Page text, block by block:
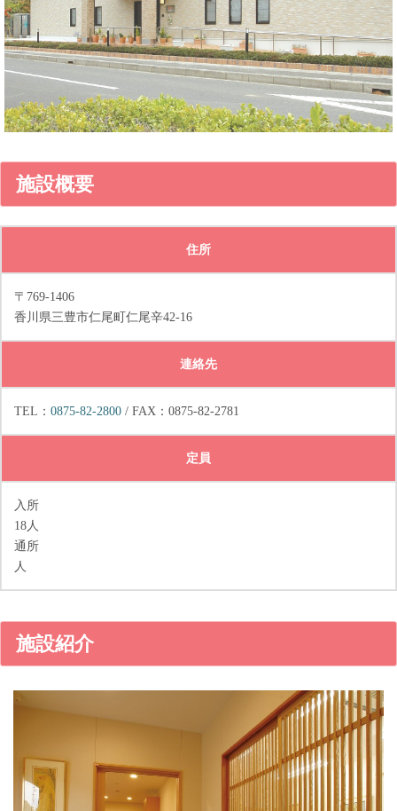
施設概要
住所
〒769-1406
香川県三豊市仁尾町仁尾辛42-16
連絡先
TEL： 0875-82-2800 / FAX：0875-82-2781
定員
入所
18人
通所
人
施設紹介